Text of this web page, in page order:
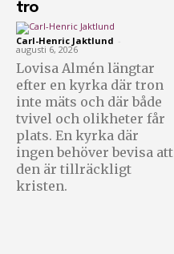
tro
Carl-Henric Jaktlund -
augusti 6, 2026
Lovisa Almén längtar
efter en kyrka där tron
inte mäts och där både
tvivel och olikheter får
plats. En kyrka där
ingen behöver bevisa att
den är tillräckligt
kristen.